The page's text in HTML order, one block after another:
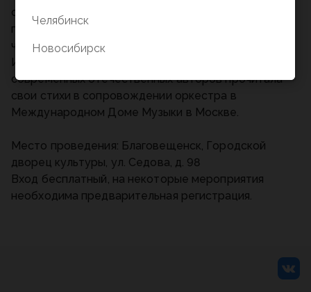
счастья и свободы, о внутреннем мире,
путешествиях и природе завоевали сердца
читателей по всей России и за ее пределами.
Ирина Астахова первой и пока единственной из
современных отечественных авторов прочитала
свои стихи в сопровождении оркестра в
Международном Доме Музыки в Москве.
Место проведения: Благовещенск, Городской
дворец культуры, ул. Седова, д. 98
Вход бесплатный, на некоторые мероприятия
необходима предварительная регистрация.
Челябинск
Новосибирск